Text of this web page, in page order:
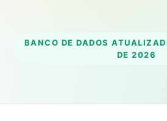
BANCO DE DADOS
DE 2026